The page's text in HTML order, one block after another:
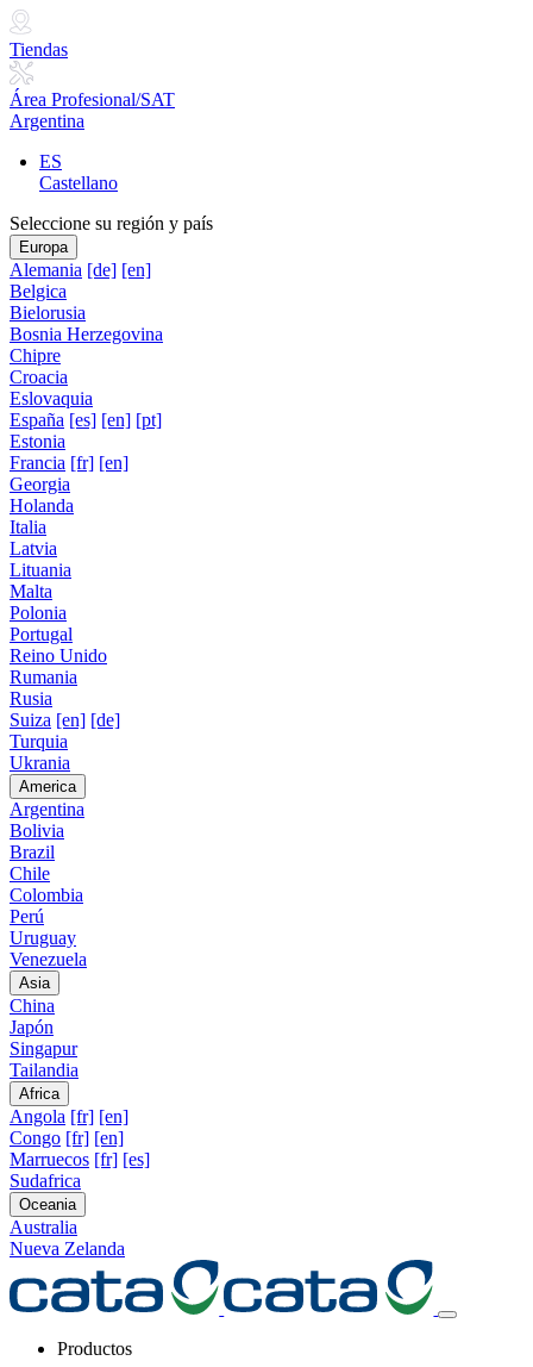
Tiendas
Área Profesional/SAT
Argentina
ES
Castellano
Seleccione su región y país
Europa
Alemania [de] [en]
Belgica
Bielorusia
Bosnia Herzegovina
Chipre
Croacia
Eslovaquia
España [es] [en] [pt]
Estonia
Francia [fr] [en]
Georgia
Holanda
Italia
Latvia
Lituania
Malta
Polonia
Portugal
Reino Unido
Rumania
Rusia
Suiza [en] [de]
Turquia
Ukrania
America
Argentina
Bolivia
Brazil
Chile
Colombia
Perú
Uruguay
Venezuela
Asia
China
Japón
Singapur
Tailandia
Africa
Angola [fr] [en]
Congo [fr] [en]
Marruecos [fr] [es]
Sudafrica
Oceania
Australia
Nueva Zelanda
Productos